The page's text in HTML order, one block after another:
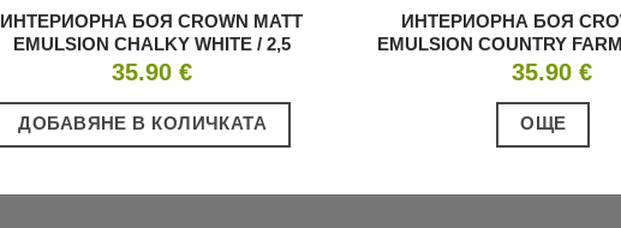
ИНТЕРИОРНА БОЯ CROWN MATT
EMULSION CHALKY WHITE / 2,5
35.90 €
ДОБАВЯНЕ В КОЛИЧКАТА
ИНТЕРИОРНА БОЯ
EMULSION COUNTRY
35.90€
ОЩЕ